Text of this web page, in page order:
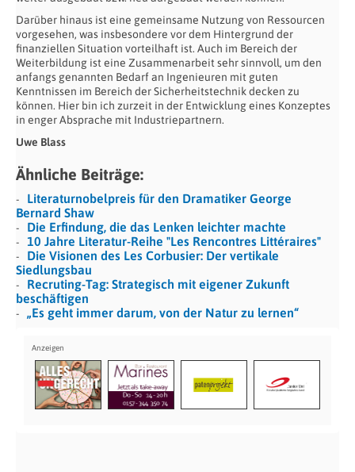
Darüber hinaus ist eine gemeinsame Nutzung von Ressourcen
vorgesehen, was insbesondere vor dem Hintergrund der
finanziellen Situation vorteilhaft ist. Auch im Bereich der
Weiterbildung ist eine Zusammenarbeit sehr sinnvoll, um den
anfangs genannten Bedarf an Ingenieuren mit guten
Kenntnissen im Bereich der Sicherheitstechnik decken zu
können. Hier bin ich zurzeit in der Entwicklung eines Konzeptes
in enger Absprache mit Industriepartnern.
Uwe Blass
Ähnliche Beiträge:
Literaturnobelpreis für den Dramatiker George
Bernard Shaw
Die Erfindung, die das Lenken leichter machte
10 Jahre Literatur-Reihe "Les Rencontres Littéraires"
Die Visionen des Les Corbusier: Der vertikale
Siedlungsbau
Recruting-Tag: Strategisch mit eigener Zukunft
beschäftigen
„Es geht immer darum, von der Natur zu lernen“